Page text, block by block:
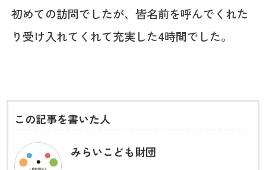
初めての訪問でしたが、皆名前を呼んでくれた
り受け入れてくれて充実した4時間でした。
この記事を書いた人
みらいこども財団